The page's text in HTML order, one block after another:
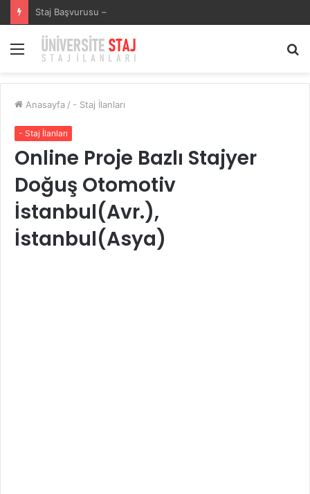
Menü
Anasayfa / - Staj İlanları
- Staj İlanları
Online Proje Bazlı Stajyer
Doğuş Otomotiv
İstanbul(Avr.),
İstanbul(Asya)